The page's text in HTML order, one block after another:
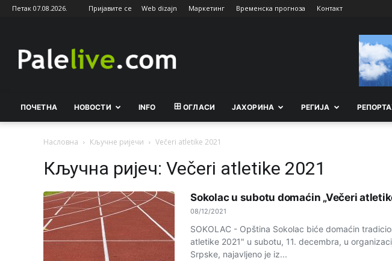
Петак 07.08.2026. Пријавите се Web dizajn Маркетинг Временска прогноза Контакт
ПОЧЕТНА НОВОСТИ INFO ОГЛАСИ ЈАХОРИНА РEГИЈА
Насловна Кључне ријечи Večeri atletike 2021
Кључна ријеч: Večeri atletike 2021
Sokolac u subotu domaćin „Večeri
08/12/2021
SOKOLAC - Opština Sokolac biće domaćin
atletike 2021" u subotu, 11. decembra, u
Srpske, najavljeno je iz...